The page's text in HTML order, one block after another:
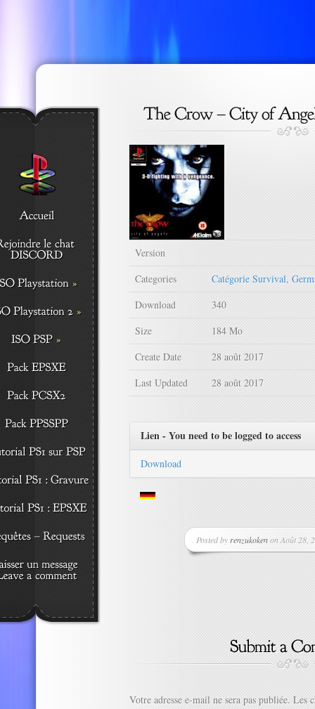
Version
Categories
Catégorie Survival,
Download
340
Size
184 Mo
Create Date
28 août 2017
Last Updated
28 août 2017
Lien - You need to be logged to access
Download
Posted by renzukokenon Août 28,
Votre adresse e-mail ne sera pas publiée. Les